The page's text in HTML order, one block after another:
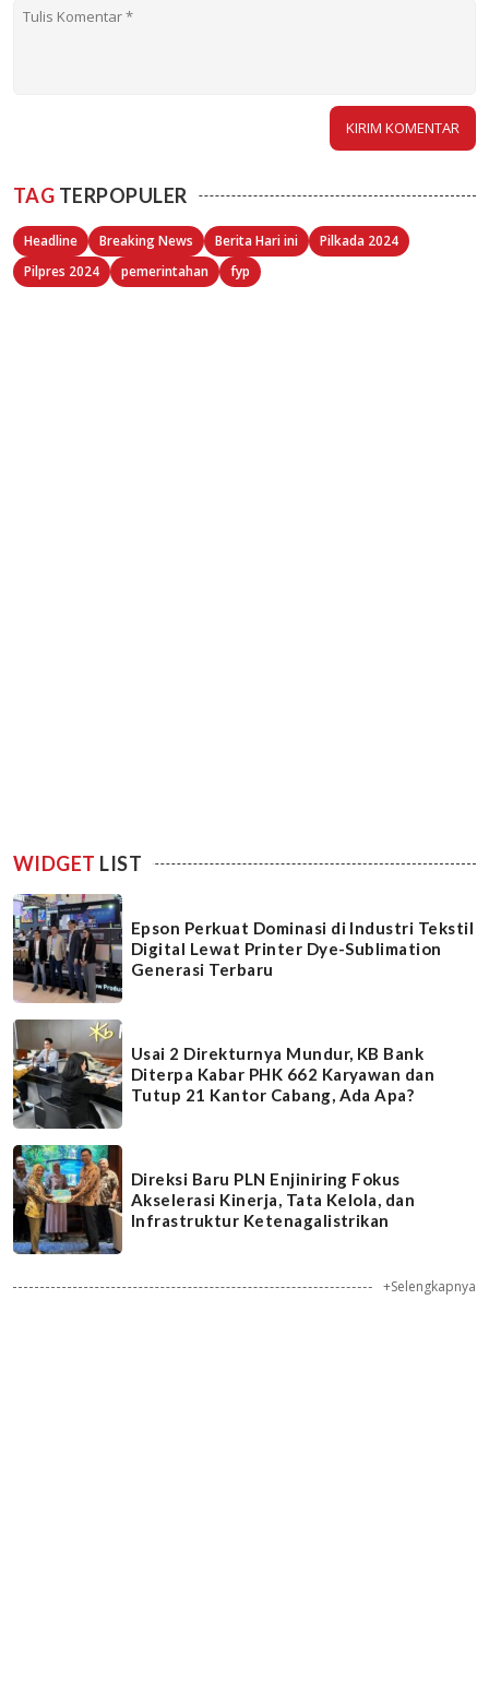
TAG TERPOPULER
Headline Breaking News Berita Hari ini
Pilkada 2024
Pilpres 2024
pemerintahan fyp
WIDGET LIST
Epson Perkuat Dominasi di Industri Tekstil
Digital Lewat Printer Dye-Sublimation
Generasi Terbaru
Usai 2 Direkturnya Mundur, KB Bank
Diterpa Kabar PHK 662 Karyawan dan
Tutup 21 Kantor Cabang, Ada Apa?
Direksi Baru PLN Enjiniring Fokus
Akselerasi Kinerja, Tata Kelola, dan
Infrastruktur Ketenagalistrikan
+Selengkapnya